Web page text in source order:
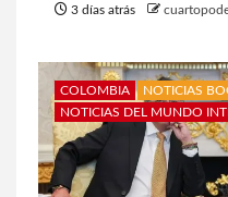
3 días atrás
COLOMBIA
NOTICIAS
NOTICIAS DEL MUNDO